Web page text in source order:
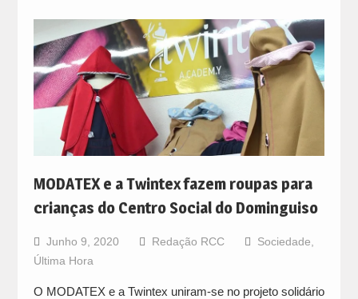
MODATEX e a Twintex fazem roupas para
crianças do Centro Social do Dominguiso
Junho 9, 2020 Redação RCC Sociedade
Última Hora
O MODATEX e a Twintex uniram-se no projeto solidário